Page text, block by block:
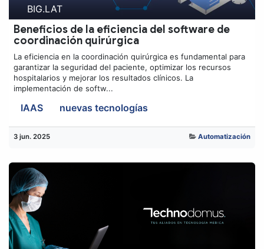
BIG.LAT
Beneficios de la eficiencia del software de
coordinación quirúrgica
La eficiencia en la coordinación quirúrgica es fundamental para
garantizar la seguridad del paciente, optimizar los recursos
hospitalarios y mejorar los resultados clínicos. La
implementación de softw...
IAAS nuevas tecnologías
3 jun. 2025 Automatización